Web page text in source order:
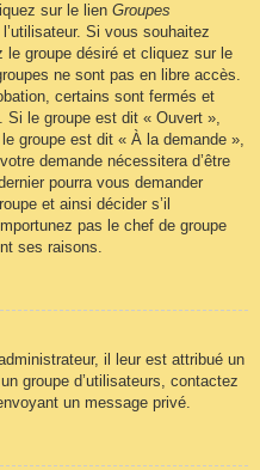
sur le lien Groupes
Si vous souhaitez
le groupe désiré et cliquez sur le
ne sont pas en libre accès.
certains sont fermés et
Si le groupe est dit « Ouvert »,
groupe est dit « À la demande »,
demande nécessitera d’être
pourra vous demander
et ainsi décider s’il
pas le chef de groupe
ses raisons.
il leur est attribué un
groupe d’utilisateurs, contactez
un message privé.